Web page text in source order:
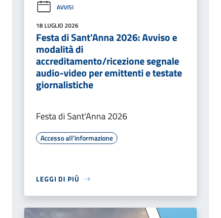
AVVISI
18 LUGLIO 2026
Festa di Sant'Anna 2026: Avviso e
modalità di
accreditamento/ricezione segnale
audio-video per emittenti e testate
giornalistiche
Festa di Sant'Anna 2026
Accesso all'informazione
LEGGI DI PIÙ